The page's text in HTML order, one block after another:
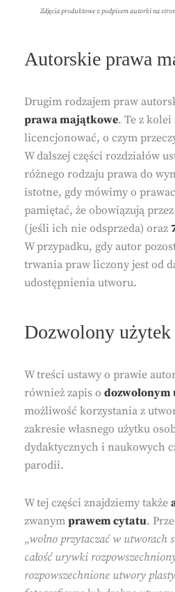
Zdjęcia produktowe z podpisem autorki na
Autorskie prawa
Drugim rodzajem praw
prawa majątkowe. Te z kolei
licencjonować, o czym
W dalszej części rozdziałów
różnego rodzaju prawa do
istotne, gdy mówimy o
pamiętać, że obowiązują
(jeśli ich nie odsprzeda) oraz
W przypadku, gdy autor
trwania praw liczony jest od
udostępnienia utworu.
Dozwolony użytek
W treści ustawy o prawie
również zapis o dozwolonym
możliwość korzystania z
zakresie własnego użytku
dydaktycznych i naukowych
parodii.
W tej części znajdziemy także
zwanym prawem cytatu.
„wolno przytaczać w utworach
całość urywki
rozpowszechnione utwory